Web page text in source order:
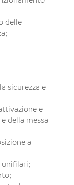
delle
sicurezza e
e
della messa
a
unifilari;